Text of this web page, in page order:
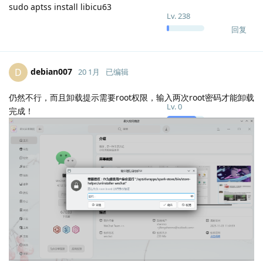
Lv.238
sudo aptss install libicu63
回复
D debian007
Lv.0
20 1月 已编辑
仍然不行，而且卸载提示需要root权限，输入两次root密码才能卸载
完成！